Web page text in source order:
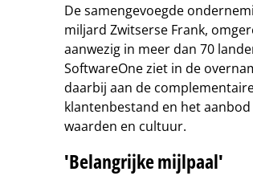
De samengevoegde
miljard Zwitserse Frank,
aanwezig in meer dan 70
SoftwareOne ziet in de
daarbij aan de
klantenbestand en het
waarden en cultuur.
'Belangrijke mijlpaal'